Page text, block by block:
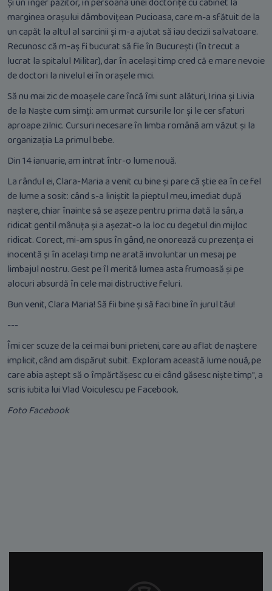
marginea orașului dâmbovițean Pucioasa, care m-a sfătuit de la
un capăt la altul al sarcinii și m-a ajutat să iau decizii salvatoare.
Recunosc că m-aș fi bucurat să fie în București (în trecut a
lucrat la spitalul Militar), dar în același timp cred că e mare nevoie
de doctori la nivelul ei în orașele mici.
Să nu mai zic de moașele care încă îmi sunt alături, Irina și Livia
de la Naște cum simți: am urmat cursurile lor și le cer sfaturi
aproape zilnic. Cursuri necesare în limba română am văzut și la
organizația La primul bebe.
Din 14 ianuarie, am intrat într-o lume nouă.
La rândul ei, Clara-Maria a venit cu bine și pare că știe ea în ce fel
de lume a sosit: când s-a liniștit la pieptul meu, imediat după
naștere, chiar înainte să se așeze pentru prima dată la sân, a
ridicat gentil mânuța și a așezat-o la loc cu degetul din mijloc
ridicat. Corect, mi-am spus în gând, ne onorează cu prezența ei
inocentă și în același timp ne arată involuntar un mesaj pe
limbajul nostru. Gest pe îl merită lumea asta frumoasă și pe
alocuri absurdă în cele mai distructive feluri.
Bun venit, Clara Maria! Să fii bine și să faci bine în jurul tău!
---
Îmi cer scuze de la cei mai buni prieteni, care au aflat de naștere
implicit, când am dispărut subit. Exploram această lume nouă, pe
care abia aștept să o împărtășesc cu ei când găsesc niște timp", a
scris iubita lui Vlad Voiculescu pe Facebook.
Foto Facebook